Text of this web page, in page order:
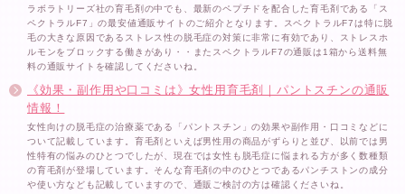
ラボラトリーズ社の育毛剤の中でも、最新のペプチドを配合した育毛剤である「ス
ペクトラルF7」の最安値通販サイトのご紹介となります。スペクトラルF7は特に脱
毛の大きな原因であるストレス性の脱毛症の対策に非常に有効であり、ストレスホ
ルモンをブロックする働きがあり・・またスペクトラルF7の通販は1箱から送料無
料の通販サイトを確認してくださいね。
《効果・副作用や口コミは》女性用育毛剤｜パントスチンの通販
情報！
女性向けの脱毛症の治療薬である「パントスチン」の効果や副作用・口コミなどに
ついて記載しています。育毛剤といえば男性用の商品がずらりと並び、以前では男
性特有の悩みのひとつでしたが、現在では女性も脱毛症に悩まれる方が多く数種類
の育毛剤が登場しています。そんな育毛剤の中のひとつであるパンチストンの成分
や使い方なども記載していますので、通販ご検討の方は確認くださいね。